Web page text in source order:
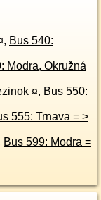
, Bus 540:
Modra, Okružná
Doľany = > Pezinok ¤, Bus 550:
555: Trnava = >
Bus 599: Modra =